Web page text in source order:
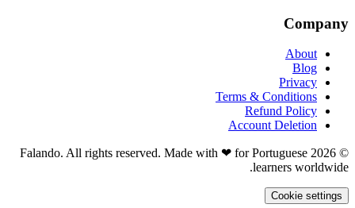
Company
About
Blog
Privacy
Terms & Conditions
Refund Policy
Account Deletion
© 2026 Falando. All rights reserved. Made with ❤ for Portuguese
learners worldwide.
Cookie settings